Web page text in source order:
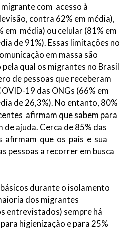
com acesso à
contra 62% em média),
em média) ou celular (81% em
de 91%). Essas limitações no
em massa são
qual os migrantes no Brasil
de pessoas que receberam
19 das ONGs (66% em
de 26,3%). No entanto, 80%
afirmam que sabem para
ajuda. Cerca de 85% das
afirmam que os pais e sua
pessoas a recorrer em busca
durante o isolamento
dos migrantes
entrevistados) sempre há
higienização e para 25%